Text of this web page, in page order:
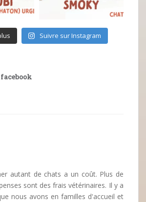
Suivre sur Instagram
autant de chats a un coût. Plus de
sont des frais vétérinaires. Il y a
nous avons en familles d'accueil et